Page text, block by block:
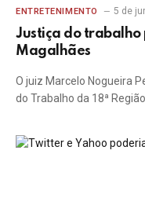
ENTRETENIMENTO 5 de
Justiça do trabalho
Magalhães
O juiz Marcelo Nogueira
do Trabalho da 18ª